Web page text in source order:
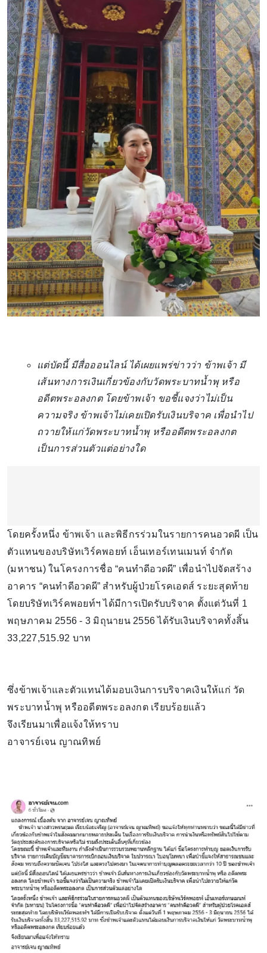
แต่บัดนี้ มีสื่อออนไลน์ ได้เผยแพร่ข่าวว่า ข้าพเจ้า มี
เส้นทางการเงินเกี่ยวข้องกับวัดพระบาทน้ำพุ หรือ
อดีตพระอลงกต โดยข้าพเจ้า ขอชี้แจงว่าไม่เป็น
ความจริง ข้าพเจ้าไม่เคยเปิดรับเงินบริจาค เพื่อนำไป
ถวายให้แก่วัดพระบาทน้ำพุ หรืออดีตพระอลงกต
เป็นการส่วนตัวแต่อย่างใด
โดยครั้งหนึ่ง ข้าพเจ้า และพิธีกรร่วมในรายการคนอวดผี เป็น
ตัวแทนของบริษัทเวิร์คพอยท์ เอ็นเทอร์เทนเมนท์ จำกัด
(มหาชน) ในโครงการชื่อ “คนทำดีอวดผี” เพื่อนำไปจัดสร้าง
อาคาร “คนทำดีอวดผี” สำหรับผู้ป่วยโรคเอดส์ ระยะสุดท้าย
โดยบริษัทเวิร์คพอยท์ฯ ได้มีการเปิดรับบริจาค ตั้งแต่วันที่ 1
พฤษภาคม 2556 - 3 มิถุนายน 2556 ได้รับเงินบริจาคทั้งสิ้น
33,227,515.92 บาท
ซึ่งข้าพเจ้าและตัวแทนได้มอบเงินการบริจาคเงินให้แก่ วัด
พระบาทน้ำพุ หรืออดีตพระอลงกต เรียบร้อยแล้ว
จึงเรียนมาเพื่อแจ้งให้ทราบ
อาจารย์เจน ญาณทิพย์